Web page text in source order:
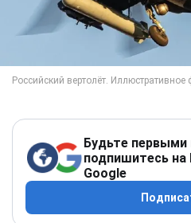
Будьте первыми
подпишитесь на
Google